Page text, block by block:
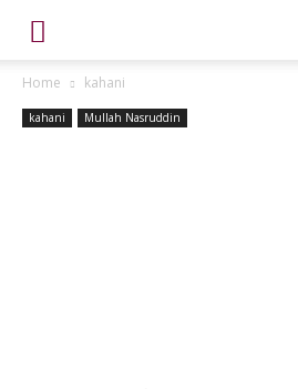
Home kahani
kahani Mullah Nasruddin